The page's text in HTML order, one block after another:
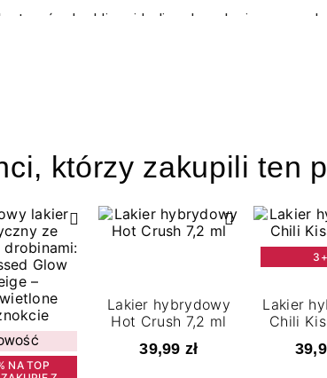
starań, aby klienci byli zadowoleni z
którzy zakupili ten
NA TOP
Lakier hybrydowy
Hot Crush 7,2 ml
39,99 zł
Lakier
Chili